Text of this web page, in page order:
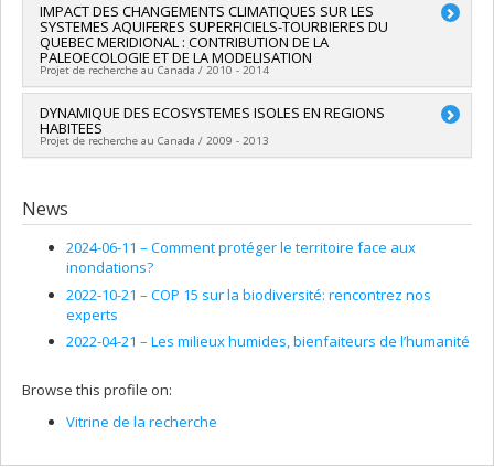
(CRSNG) , Pétrolia , Produits forestiers Anticosti inc. ,
Pourvoirie Cerf-sau D'anticosti Inc. , SEPAQ/Société des
établissements de plein air du Québec
Grant programs:, , , , ,
Lead researcher :Stéphanie Pellerin
Funding sources:CRSNG/Conseil de recherches en sciences
naturelles et génie du Canada (CRSNG)
Grant programs:PVX20965-(RGP) Programme de subvention à
la découverte individuelle ou de groupe
IMPACT DES CHANGEMENTS CLIMATIQUES SUR LES
SYSTEMES AQUIFERES SUPERFICIELS-TOURBIERES DU
QUEBEC MERIDIONAL : CONTRIBUTION DE LA
PALEOECOLOGIE ET DE LA MODELISATION
Projet de recherche au Canada / 2010 - 2014
Lead researcher :Stéphanie Pellerin
Co-researchers :
Marie Larocque
Funding sources:
équipe (et possibilité d'équipement la première année)
DYNAMIQUE DES ECOSYSTEMES ISOLES EN REGIONS
HABITEES
Projet de recherche au Canada / 2009 - 2013
News
2024-06-11 – Comment protéger le territoire face aux
inondations?
2022-10-21 – COP 15 sur la biodiversité: rencontrez nos
experts
2022-04-21 – Les milieux humides, bienfaiteurs de l’humanité
Browse this profile on:
Vitrine de la recherche